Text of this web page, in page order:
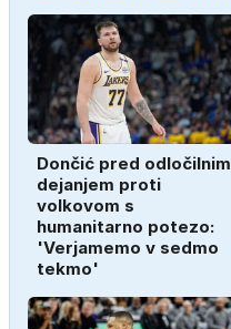
Dončić pred odločilnim
dejanjem proti
volkovom s
humanitarno potezo:
'Verjamemo v sedmo
tekmo'